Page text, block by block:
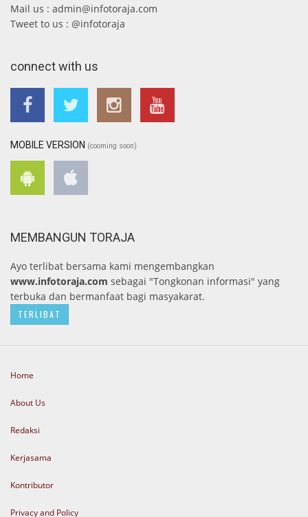
Mail us : admin@infotoraja.com
Tweet to us : @infotoraja
connect with us
MOBILE VERSION (cooming soon)
MEMBANGUN TORAJA
Ayo terlibat bersama kami mengembangkan
www.infotoraja.com sebagai "Tongkonan informasi" yang
terbuka dan bermanfaat bagi masyakarat.
TERLIBAT
Home
About Us
Redaksi
Kerjasama
Kontributor
Privacy and Policy